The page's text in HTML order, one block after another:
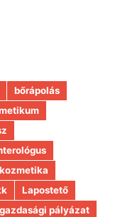
bőrápolás
kozmetika
Lapostető
pályázat